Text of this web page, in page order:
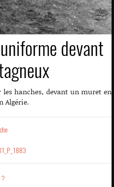
devant
hanches, devant un muret en
Algérie.